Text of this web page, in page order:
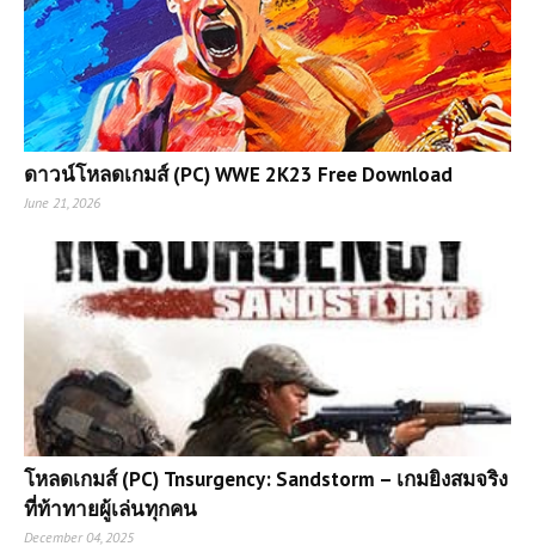
ดาวน์โหลดเกมส์ (PC) WWE 2K23 Free Download
June 21, 2026
โหลดเกมส์ (PC) Tnsurgency: Sandstorm – เกมยิงสมจริง
ที่ท้าทายผู้เล่นทุกคน
December 04, 2025